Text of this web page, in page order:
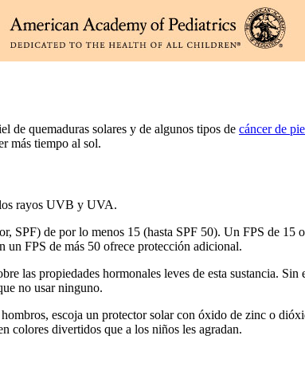
de quemaduras solares y de algunos tipos de cáncer de
más tiempo al sol.
los rayos UVB y UVA.
SPF) de por lo menos 15 (hasta SPF 50). Un FPS de 15
un FPS de más 50 ofrece protección adicional.
las propiedades hormonales leves de esta sustancia.
no usar ninguno.
escoja un protector solar con óxido de zinc o
colores divertidos que a los niños les agradan.